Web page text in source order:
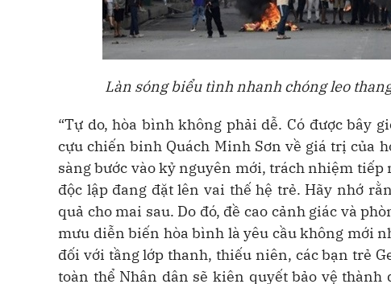
Làn sóng biểu tình nhanh chóng leo
“Tự do, hòa bình không phải dễ. Có được bây
cựu chiến binh Quách Minh Sơn về giá trị của
sàng bước vào kỷ nguyên mới, trách nhiệm
độc lập đang đặt lên vai thế hệ trẻ. Hãy nhớ
quả cho mai sau. Do đó, đề cao cảnh giác và
mưu diễn biến hòa bình là yêu cầu không mới
đối với tầng lớp thanh, thiếu niên, các bạn trẻ
toàn thể Nhân dân sẽ kiên quyết bảo vệ thành